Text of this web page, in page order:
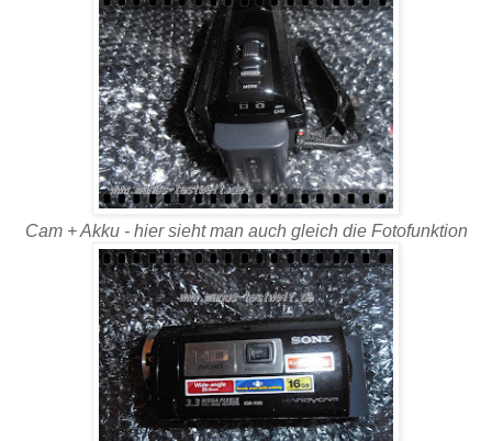
Cam + Akku - hier sieht man auch gleich die Fotofunktion